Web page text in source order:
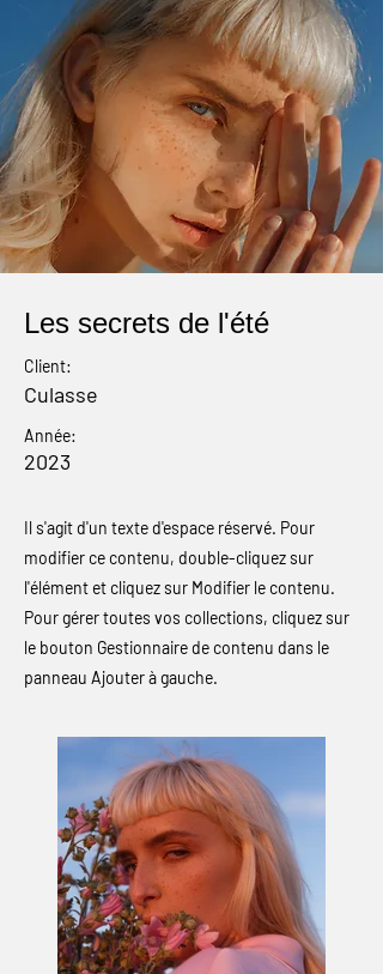
Les secrets de l'été
Client:
Culasse
Année:
2023
Il s'agit d'un texte d'espace réservé. Pour
modifier ce contenu, double-cliquez sur
l'élément et cliquez sur Modifier le contenu.
Pour gérer toutes vos collections, cliquez sur
le bouton Gestionnaire de contenu dans le
panneau Ajouter à gauche.